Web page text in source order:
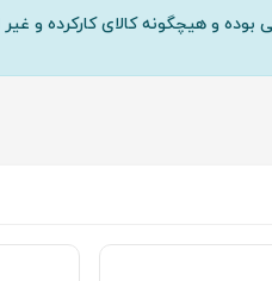
و هیچگونه کالای کارکرده و